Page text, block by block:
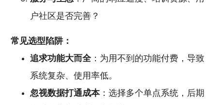
户社区是否完善？
常见选型陷阱：
追求功能大而全：为用不到的功能付费，导致
系统复杂、使用率低。
忽视数据打通成本：选择多个单点系统，后期